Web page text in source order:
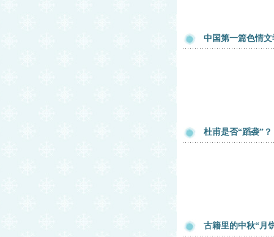
中国第一篇色情
杜甫是否“蹈袭”
古籍里的中秋“月